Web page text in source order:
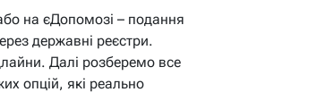
на єДопомозі – подання
державні реєстри.
Далі розберемо все
опцій, які реально